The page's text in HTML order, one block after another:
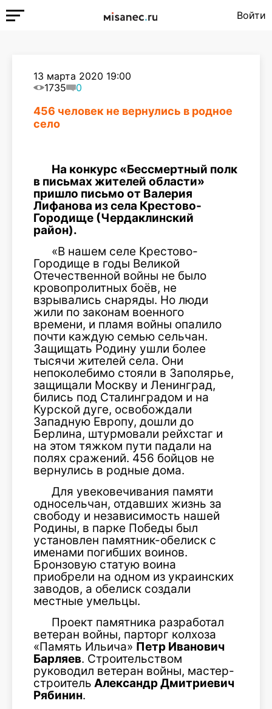
Войти
13 марта 2020 19:00
1735
0
456 человек не вернулись в родное
село
На конкурс «Бессмертный полк
в письмах жителей области»
пришло письмо от Валерия
Лифанова из села Крестово-
Городище (Чердаклинский
район).
«В нашем селе Крестово-
Городище в годы Великой
Отечественной войны не было
кровопролитных боёв, не
взрывались снаряды. Но люди
жили по законам военного
времени, и пламя войны опалило
почти каждую семью сельчан.
Защищать Родину ушли более
тысячи жителей села. Они
непоколебимо стояли в Заполярье,
защищали Москву и Ленинград,
бились под Сталинградом и на
Курской дуге, освобождали
Западную Европу, дошли до
Берлина, штурмовали рейхстаг и
на этом тяжком пути падали на
полях сражений. 456 бойцов не
вернулись в родные дома.
Для увековечивания памяти
односельчан, отдавших жизнь за
свободу и независимость нашей
Родины, в парке Победы был
установлен памятник-обелиск с
именами погибших воинов.
Бронзовую статую воина
приобрели на одном из украинских
заводов, а обелиск создали
местные умельцы.
Проект памятника разработал
ветеран войны, парторг колхоза
«Память Ильича» Петр Иванович
Барляев. Строительством
руководил ветеран войны, мастер-
строитель Александр Дмитриевич
Рябинин.